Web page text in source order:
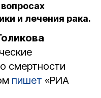
и лечения рака.
смертности
пишет «РИА